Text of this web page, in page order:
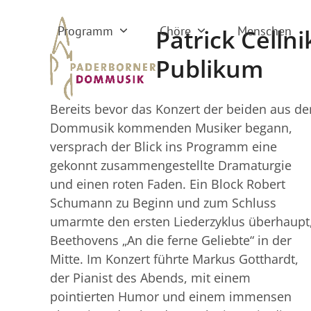
Programm Chöre Menschen
Patrick
Publikum
Bereits bevor das Konzert der beiden aus
Dommusik kommenden Musiker begann,
versprach der Blick ins Programm eine
gekonnt zusammengestellte Dramaturgie
und einen roten Faden. Ein Block Robert
Schumann zu Beginn und zum Schluss
umarmte den ersten Liederzyklus
Beethovens „An die ferne Geliebte“ in der
Mitte. Im Konzert führte Markus Gotthardt,
der Pianist des Abends, mit einem
pointierten Humor und einem immensen